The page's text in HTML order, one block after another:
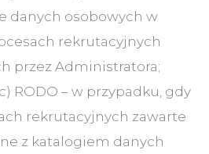
danych osobowych w
rekrutacyjnych
przez Administratora;
RODO – w przypadku, gdy
rekrutacyjnych zawarte
z katalogiem danych